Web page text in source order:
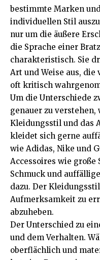
bestimmte Marken
individuellen Stil
nur um die äußere
die Sprache einer
charakteristisch. Sie
Art und Weise aus,
oft kritisch
Um die Unterschiede
genauer zu
Kleidungsstil und das
kleidet sich gerne
wie Adidas, Nike und
Accessoires wie
Schmuck und
dazu. Der
Aufmerksamkeit zu
abzuheben.
Der Unterschied zu
und dem Verhalten.
oberflächlich und